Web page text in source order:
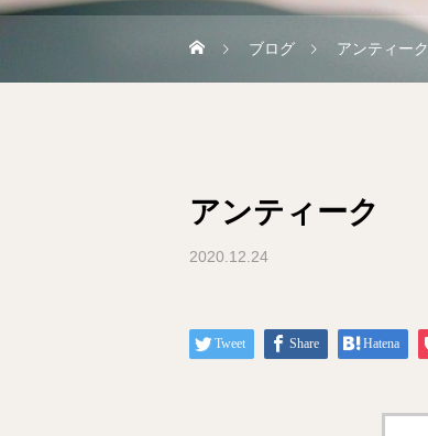
ブログ アンティーク
アンティーク
2020.12.24
Tweet Share Hatena